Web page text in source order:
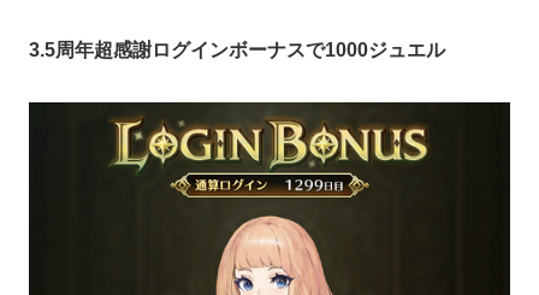
3.5周年超感謝ログインボーナスで1000ジュエル